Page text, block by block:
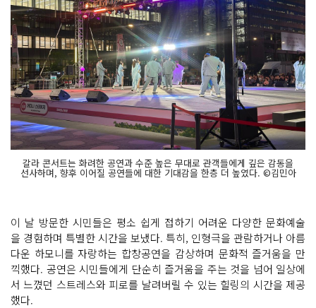
갈라 콘서트는 화려한 공연과 수준 높은 무대로 관객들에게 깊은 감동을
선사하며, 향후 이어질 공연들에 대한 기대감을 한층 더 높였다. ©김민아
이 날 방문한 시민들은 평소 쉽게 접하기 어려운 다양한 문화예술
을 경험하며 특별한 시간을 보냈다. 특히, 인형극을 관람하거나 아름
다운 하모니를 자랑하는 합창공연을 감상하며 문화적 즐거움을 만
끽했다. 공연은 시민들에게 단순히 즐거움을 주는 것을 넘어 일상에
서 느꼈던 스트레스와 피로를 날려버릴 수 있는 힐링의 시간을 제공
했다.